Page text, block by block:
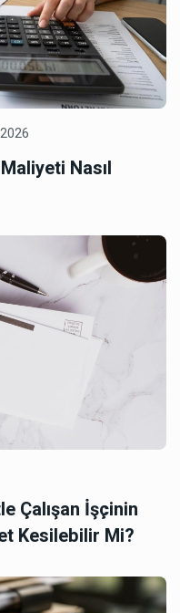
Nasıl
Çalışan İşçinin
Kesilebilir Mi?